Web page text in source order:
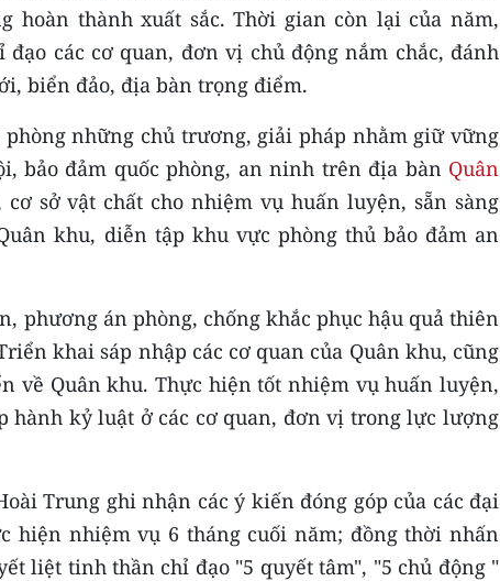
hoàn thành xuất sắc. Thời gian còn lại của năm,
các cơ quan, đơn vị chủ động nắm chắc, đánh
biển đảo, địa bàn trọng điểm.
những chủ trương, giải pháp nhằm giữ vững
bảo đảm quốc phòng, an ninh trên địa bàn Quân
sở vật chất cho nhiệm vụ huấn luyện, sẵn sàng
khu, diễn tập khu vực phòng thủ bảo đảm an
phương án phòng, chống khắc phục hậu quả thiên
khai sáp nhập các cơ quan của Quân khu, cũng
về Quân khu. Thực hiện tốt nhiệm vụ huấn luyện,
hành kỷ luật ở các cơ quan, đơn vị trong lực lượng
Trung ghi nhận các ý kiến đóng góp của các đại
hiện nhiệm vụ 6 tháng cuối năm; đồng thời nhấn
liệt tinh thần chỉ đạo "5 quyết tâm", "5 chủ động "